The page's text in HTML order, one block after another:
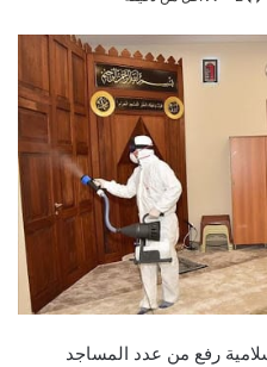
رفع من عدد المساجد